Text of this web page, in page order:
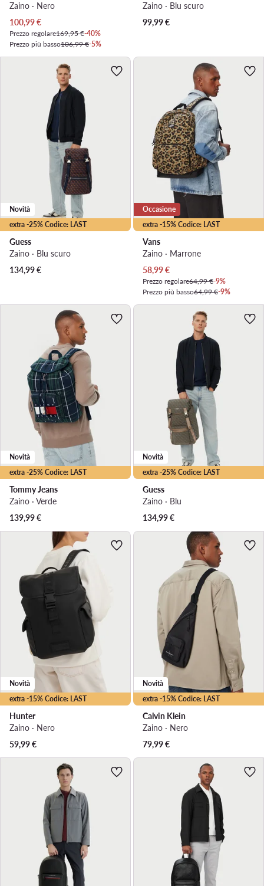
Zaino · Nero
Prezzo attuale
100,99€
Prezzo regolare169,95 €-40%
Prezzo più basso106,99 €-5%
Zaino · Blu scuro
99,99€
extra -25% Codice: LAST
Novità
Guess
Zaino · Blu scuro
134,99€
extra -15% Codice: LAST
Occasione
Vans
Zaino · Marrone
Prezzo attuale
58,99€
Prezzo regolare64,99 €-9%
Prezzo più basso64,99 €-9%
extra -25% Codice: LAST
Novità
Tommy Jeans
Zaino · Verde
139,99€
extra -25% Codice: LAST
Novità
Guess
Zaino · Blu
134,99€
extra -15% Codice: LAST
Novità
Hunter
Zaino · Nero
59,99€
extra -15% Codice: LAST
Novità
Calvin Klein
Zaino · Nero
79,99€